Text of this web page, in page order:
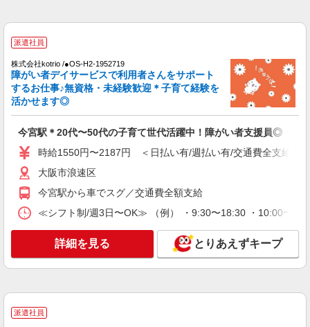
派遣社員
株式会社kotrio /●OS-H2-1952719
障がい者デイサービスで利用者さんをサポート
するお仕事♪無資格・未経験歓迎＊子育て経験を
活かせます◎
今宮駅＊20代〜50代の子育て世代活躍中！障がい者支援員◎
時給1550円〜2187円 ＜日払い有/週払い有/交通費全支給(ガ
大阪市浪速区
今宮駅から車でスグ／交通費全額支給
≪シフト制/週3日〜OK≫ （例） ・9:30〜18:30 ・10:00〜
詳細を見る とりあえずキープ
派遣社員